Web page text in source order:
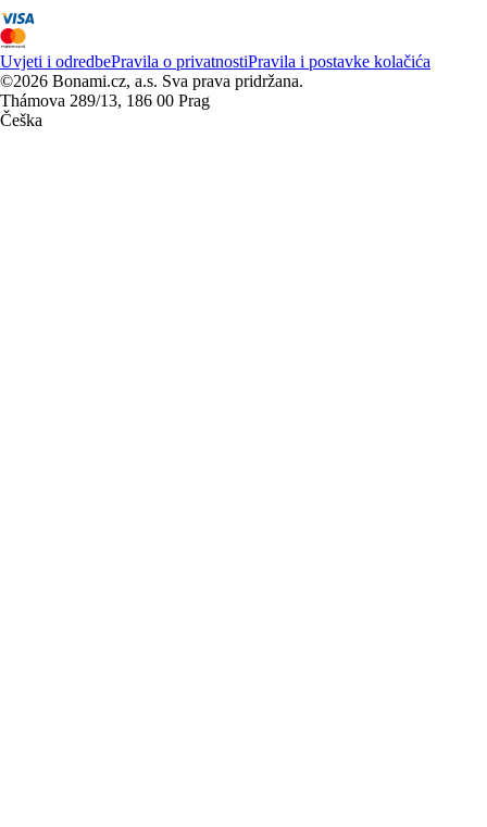
Uvjeti i odredbePravila o privatnostiPravila i postavke kolačića
©2026 Bonami.cz, a.s. Sva prava pridržana.
Thámova 289/13, 186 00 Prag
Češka